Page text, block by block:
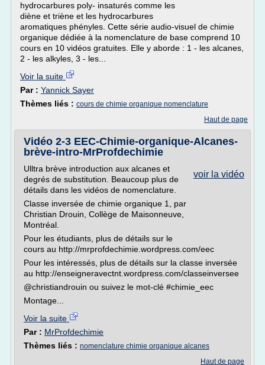
hydrocarbures poly- insaturés comme les
diène et triène et les hydrocarbures
aromatiques phényles. Cette série audio-visuel de chimie
organique dédiée à la nomenclature de base comprend 10
cours en 10 vidéos gratuites. Elle y aborde : 1 - les alcanes,
2 - les alkyles, 3 - les...
Voir la suite
Par : Yannick Sayer
Thèmes liés : cours de chimie organique nomenclature
Haut de page
Vidéo 2-3 EEC-Chimie-organique-Alcanes-
brève-intro-MrProfdechimie
voir la vidéo
Ulltra brève introduction aux alcanes et
degrés de substitution. Beaucoup plus de
détails dans les vidéos de nomenclature.
Classe inversée de chimie organique 1, par
Christian Drouin, Collège de Maisonneuve,
Montréal.
Pour les étudiants, plus de détails sur le
cours au http://mrprofdechimie.wordpress.com/eec
Pour les intéressés, plus de détails sur la classe inversée
au http://enseigneravectnt.wordpress.com/classeinversee
@christiandrouin ou suivez le mot-clé #chimie_eec
Montage...
Voir la suite
Par : MrProfdechimie
Thèmes liés : nomenclature chimie organique alcanes
Haut de page